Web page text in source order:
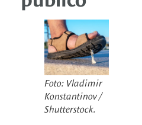
Foto: Vladimir
Konstantinov /
Shutterstock.